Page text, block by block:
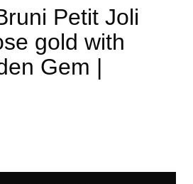
Petit Joli
gold with
Gem |